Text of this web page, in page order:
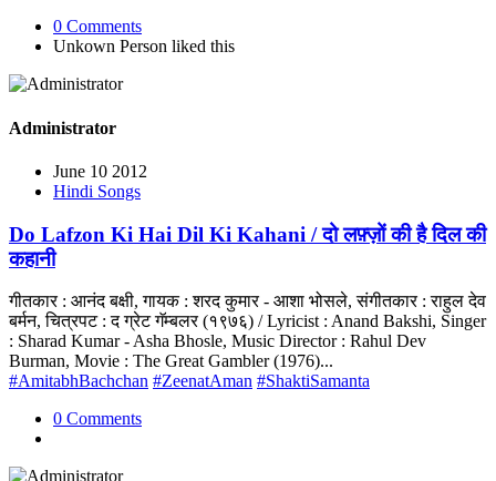
0 Comments
Unkown Person liked this
Administrator
June 10 2012
Hindi Songs
Do Lafzon Ki Hai Dil Ki Kahani / दो लफ़्ज़ों की है दिल की
कहानी
गीतकार : आनंद बक्षी, गायक : शरद कुमार - आशा भोसले, संगीतकार : राहुल देव
बर्मन, चित्रपट : द ग्रेट गॅम्बलर (१९७६) / Lyricist : Anand Bakshi, Singer
: Sharad Kumar - Asha Bhosle, Music Director : Rahul Dev
Burman, Movie : The Great Gambler (1976)...
#AmitabhBachchan #ZeenatAman #ShaktiSamanta
0 Comments